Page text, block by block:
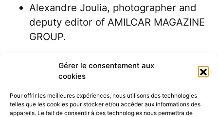
Gérer le consentement aux
cookies
Pour offrir les meilleures expériences, nous utilisons des technologies
telles que les cookies pour stocker et/ou accéder aux informations des
appareils. Le fait de consentir à ces technologies nous permettra de
Alexandre Joulia, photographer and
deputy editor of AMILCAR MAGAZINE
GROUP.